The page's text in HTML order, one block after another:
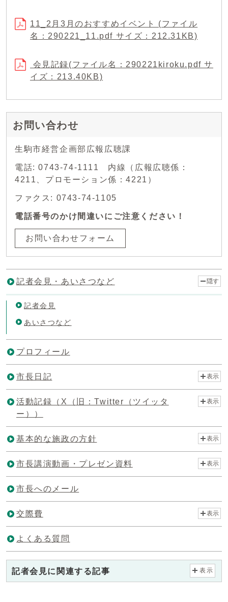
11_2月3月のおすすめイベント (ファイル
名：290221_11.pdf サイズ：212.31KB)
会見記録(ファイル名：290221kiroku.pdf サ
イズ：213.40KB)
お問い合わせ
生駒市経営企画部広報広聴課
電話: 0743-74-1111 内線（広報広聴係：
4211、プロモーション係：4221）
ファクス: 0743-74-1105
電話番号のかけ間違いにご注意ください！
お問い合わせフォーム
記者会見・あいさつなど 隠す
記者会見
あいさつなど
プロフィール
市長日記 表示
活動記録（X（旧：Twitter（ツイッタ
ー））
表示
基本的な施政の方針 表示
市長講演動画・プレゼン資料 表示
市長へのメール
交際費 表示
よくある質問
記者会見に関連する記事 表示